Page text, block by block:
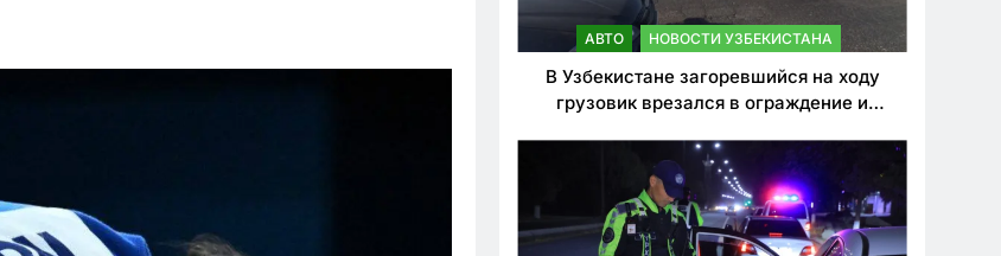
АВТО НОВОСТИ УЗБЕКИСТАНА
В Узбекистане загоревшийся на ходу
грузовик врезался в ограждение и